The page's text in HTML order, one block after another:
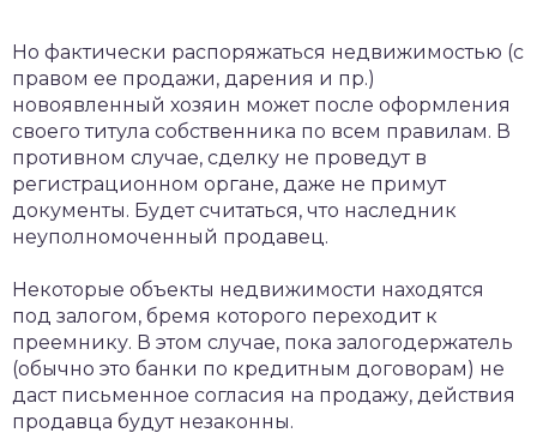
Но фактически распоряжаться недвижимостью (с
правом ее продажи, дарения и пр.)
новоявленный хозяин может после оформления
своего титула собственника по всем правилам. В
противном случае, сделку не проведут в
регистрационном органе, даже не примут
документы. Будет считаться, что наследник
неуполномоченный продавец.
Некоторые объекты недвижимости находятся
под залогом, бремя которого переходит к
преемнику. В этом случае, пока залогодержатель
(обычно это банки по кредитным договорам) не
даст письменное согласия на продажу, действия
продавца будут незаконны.